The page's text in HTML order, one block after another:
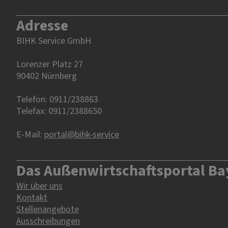
Adresse
BIHK Service GmbH
Lorenzer Platz 27
90402 Nürnberg‎‎
Telefon: 0911/238863
Telefax: 0911/2388650
E-Mail: portal@bihk-service
Das Außenwirtschaftsportal
Wir über uns
Kontakt
Stellenangebote
Ausschreibungen